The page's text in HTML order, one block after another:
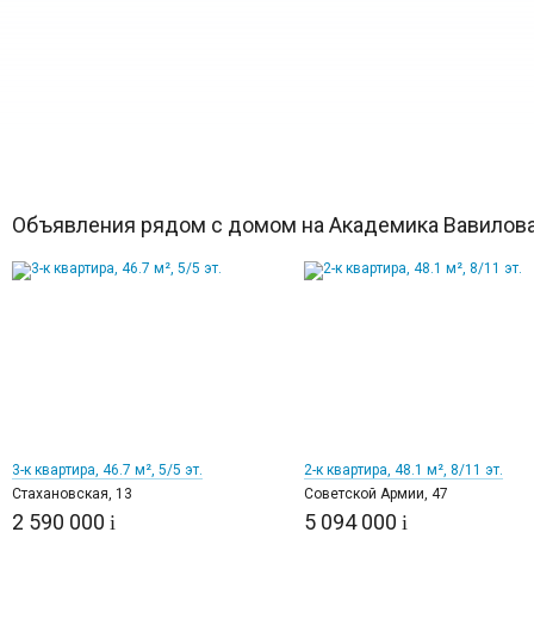
Объявления рядом с домом на Академика
3-к квартира, 46.7 м², 5/5 эт.
Стахановская, 13
2 590 000 i
2-к квартира, 48.1 м², 8/11 эт.
Советской Армии, 47
5 094 000 i